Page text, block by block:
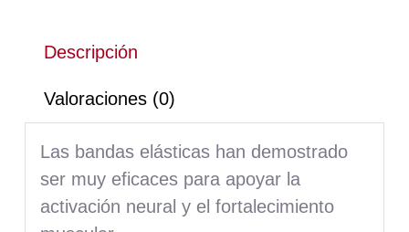
Descripción
Valoraciones (0)
Las bandas elásticas han demostrado
ser muy eficaces para apoyar la
activación neural y el fortalecimiento